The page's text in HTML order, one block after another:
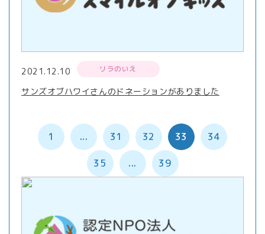
2021.12.10 リラのいえ
サンズオブハワイさんのドネーションがありました
1 ... 31 32 33 34
35 ... 39